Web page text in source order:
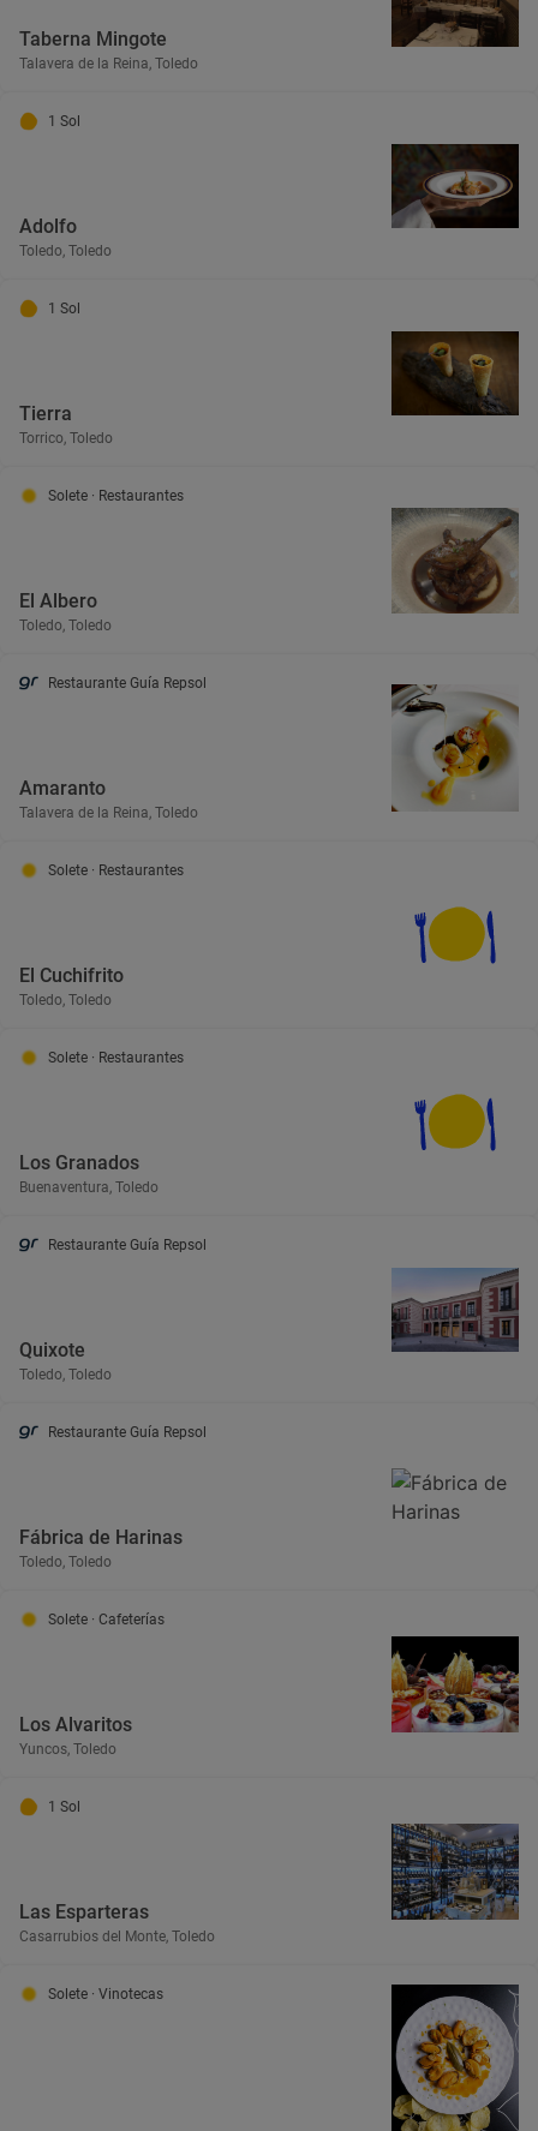
Taberna Mingote
Talavera de la Reina, Toledo
1 Sol
Adolfo
Toledo, Toledo
1 Sol
Tierra
Torrico, Toledo
Solete · Restaurantes
El Albero
Toledo, Toledo
Restaurante Guía Repsol
Amaranto
Talavera de la Reina, Toledo
Solete · Restaurantes
El Cuchifrito
Toledo, Toledo
Solete · Restaurantes
Los Granados
Buenaventura, Toledo
Restaurante Guía Repsol
Quixote
Toledo, Toledo
Restaurante Guía Repsol
Fábrica de Harinas
Toledo, Toledo
Solete · Cafeterías
Los Alvaritos
Yuncos, Toledo
1 Sol
Las Esparteras
Casarrubios del Monte, Toledo
Solete · Vinotecas